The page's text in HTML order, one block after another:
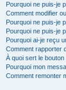
Pourquoi ne puis-je
Comment modifier
Pourquoi ne puis-je
Pourquoi ne puis-je
Pourquoi ai-je reçu
Comment rapporter
À quoi sert le
Pourquoi mon
Comment remonter